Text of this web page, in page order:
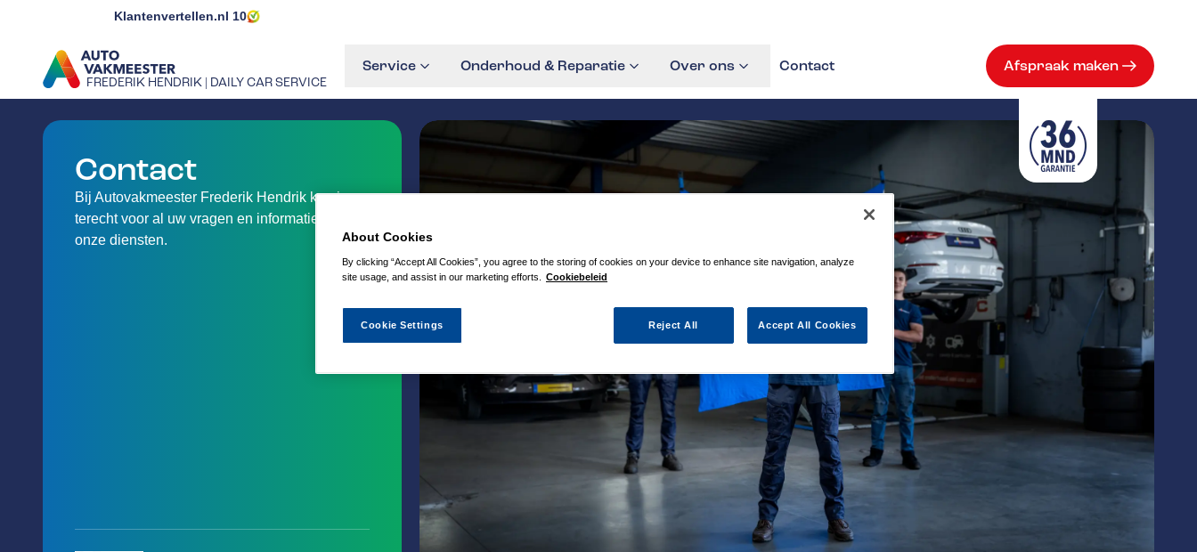
Klantenvertellen.nl 10
FREDERIK HENDRIK | DAILY CAR SERVICE
GA NAAR DE HOMEPAGINA
Service Onderhoud & Reparatie Over ons Contact Afspraak maken
Contact
Bij Autovakmeester Frederik Hendrik kan je
terecht voor al uw vragen en informatie over
onze diensten.
About Cookies
By clicking “Accept All Cookies”, you agree to the storing of cookies on your device to enhance site navigation, analyze
site usage, and assist in our marketing efforts.
Cookiebeleid
Reject All Accept All Cookies
Cookie Settings